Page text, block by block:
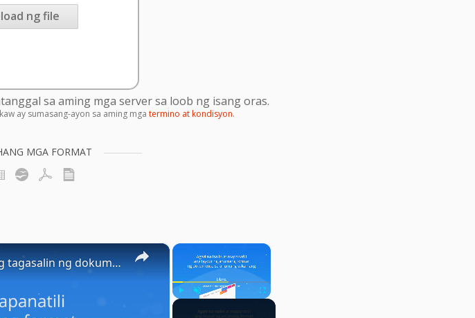
ng file
sa aming mga server sa loob ng isang oras.
ay sumasang-ayon sa aming mga termino at kondisyon.
MGA FORMAT
×
Fullscreen
×
Doc Translator: Paano ko magagamit ang tagasalin ng dokumento?